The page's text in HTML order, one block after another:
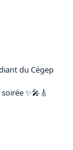
du Cégep
✨🎤🎸